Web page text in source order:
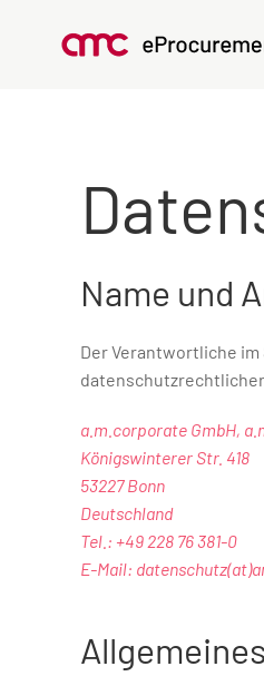
Name und
Der Verantwortliche
a.m.corporate GmbH,
Königswinterer Str. 418
53227 Bonn
Deutschland
Tel.: +49 228 76 381-0
E-Mail: